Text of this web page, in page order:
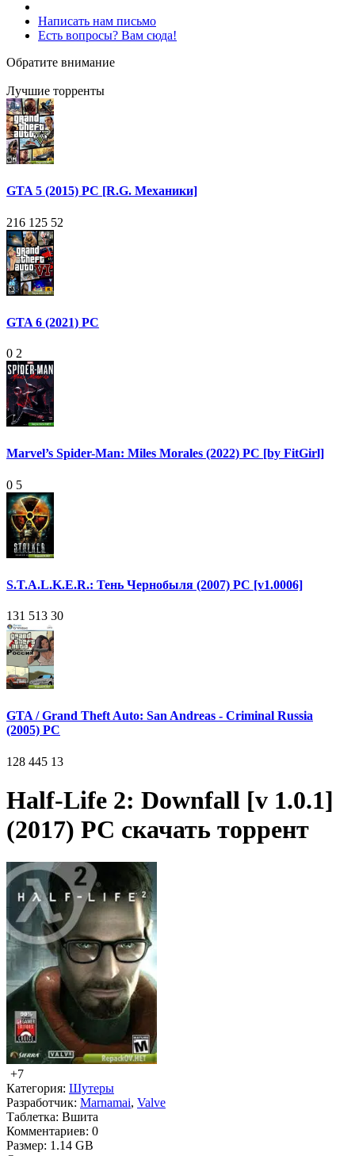
Написать нам письмо
Есть вопросы? Вам сюда!
Обратите внимание
Лучшие торренты
GTA 5 (2015) PC [R.G. Механики]
216 125 52
GTA 6 (2021) PC
0 2
Marvel’s Spider-Man: Miles Morales (2022) PC [by FitGirl]
0 5
S.T.A.L.K.E.R.: Тень Чернобыля (2007) PC [v1.0006]
131 513 30
GTA / Grand Theft Auto: San Andreas - Criminal Russia
(2005) PC
128 445 13
Half-Life 2: Downfall [v 1.0.1]
(2017) PC скачать торрент
+7
Категория: Шутеры
Разработчик: Marnamai, Valve
Таблетка: Вшита
Комментариев: 0
Размер: 1.14 GB